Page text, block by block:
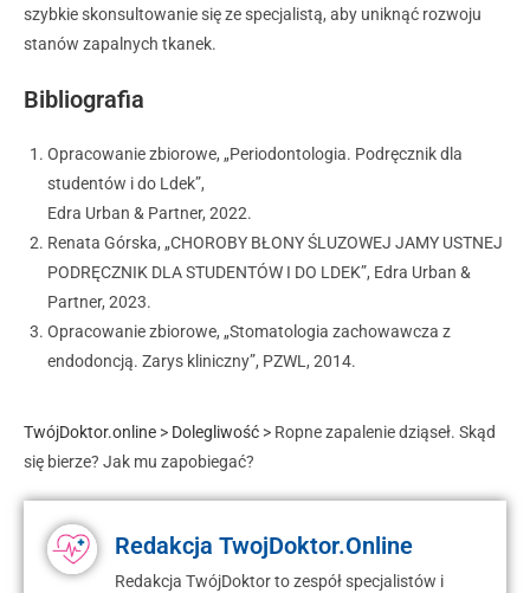
szybkie skonsultowanie się ze specjalistą, aby uniknąć rozwoju
stanów zapalnych tkanek.
Bibliografia
Opracowanie zbiorowe, „Periodontologia. Podręcznik dla
studentów i do Ldek”,
Edra Urban & Partner, 2022.
Renata Górska, „CHOROBY BŁONY ŚLUZOWEJ JAMY USTNEJ
PODRĘCZNIK DLA STUDENTÓW I DO LDEK”, Edra Urban &
Partner, 2023.
Opracowanie zbiorowe, „Stomatologia zachowawcza z
endodoncją. Zarys kliniczny”, PZWL, 2014.
TwójDoktor.online > Dolegliwość > Ropne zapalenie dziąseł. Skąd
się bierze? Jak mu zapobiegać?
Redakcja TwojDoktor.Online
Redakcja TwójDoktor to zespół specjalistów i